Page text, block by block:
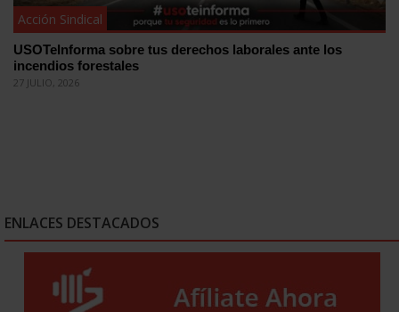
Acción Sindical
USOTeInforma sobre tus derechos laborales ante los
incendios forestales
27 JULIO, 2026
ENLACES DESTACADOS